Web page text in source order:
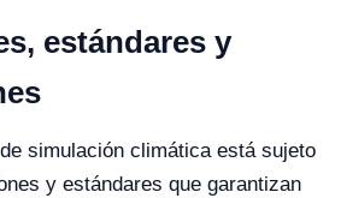
estándares y
simulación climática está sujeto
y estándares que garantizan